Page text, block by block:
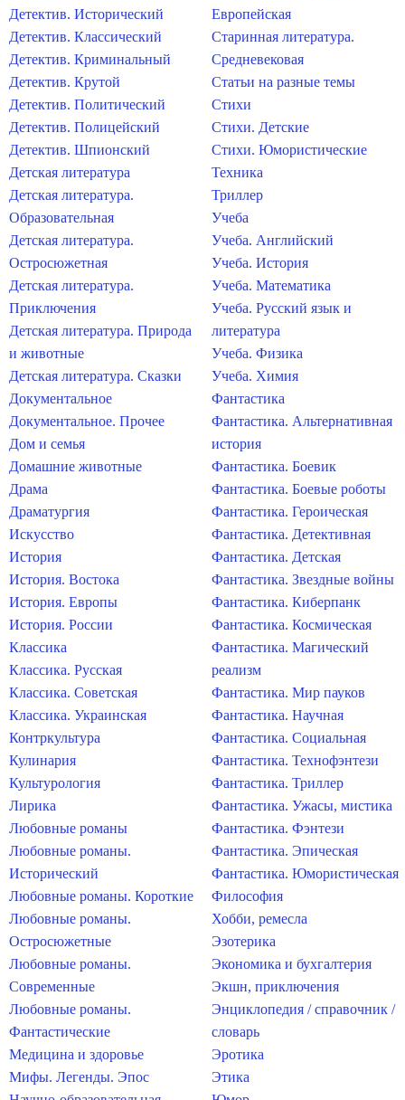
Детектив. Исторический
Детектив. Классический
Детектив. Криминальный
Детектив. Крутой
Детектив. Политический
Детектив. Полицейский
Детектив. Шпионский
Детская литература
Детская литература.
Образовательная
Детская литература.
Остросюжетная
Детская литература.
Приключения
Детская литература. Природа
и животные
Детская литература. Сказки
Документальное
Документальное. Прочее
Дом и семья
Домашние животные
Драма
Драматургия
Искусство
История
История. Востока
История. Европы
История. России
Классика
Классика. Русская
Классика. Советская
Классика. Украинская
Контркультура
Кулинария
Культурология
Лирика
Любовные романы
Любовные романы.
Исторический
Любовные романы. Короткие
Любовные романы.
Остросюжетные
Любовные романы.
Современные
Любовные романы.
Фантастические
Медицина и здоровье
Мифы. Легенды. Эпос
Европейская
Старинная литература.
Средневековая
Статьи на разные темы
Стихи
Стихи. Детские
Стихи. Юмористические
Техника
Триллер
Учеба
Учеба. Английский
Учеба. История
Учеба. Математика
Учеба. Русский язык и
литература
Учеба. Физика
Учеба. Химия
Фантастика
Фантастика. Альтернативная
история
Фантастика. Боевик
Фантастика. Боевые роботы
Фантастика. Героическая
Фантастика. Детективная
Фантастика. Детская
Фантастика. Звездные войны
Фантастика. Киберпанк
Фантастика. Космическая
Фантастика. Магический
реализм
Фантастика. Мир пауков
Фантастика. Научная
Фантастика. Социальная
Фантастика. Технофэнтези
Фантастика. Триллер
Фантастика. Ужасы, мистика
Фантастика. Фэнтези
Фантастика. Эпическая
Фантастика. Юмористическая
Философия
Хобби, ремесла
Эзотерика
Экономика и бухгалтерия
Экшн, приключения
Энциклопедия / справочник /
словарь
Эротика
Этика